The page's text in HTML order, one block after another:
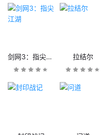
剑网3：指尖江湖 拉结尔